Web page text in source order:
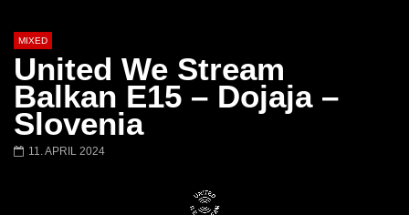
MIXED
United We Stream
Balkan E15 – Dojaja –
Slovenia
11. APRIL 2024